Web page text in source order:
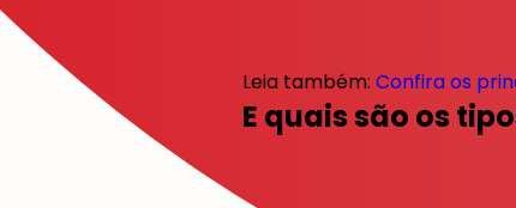
Leia também: Confira os
E quais são os